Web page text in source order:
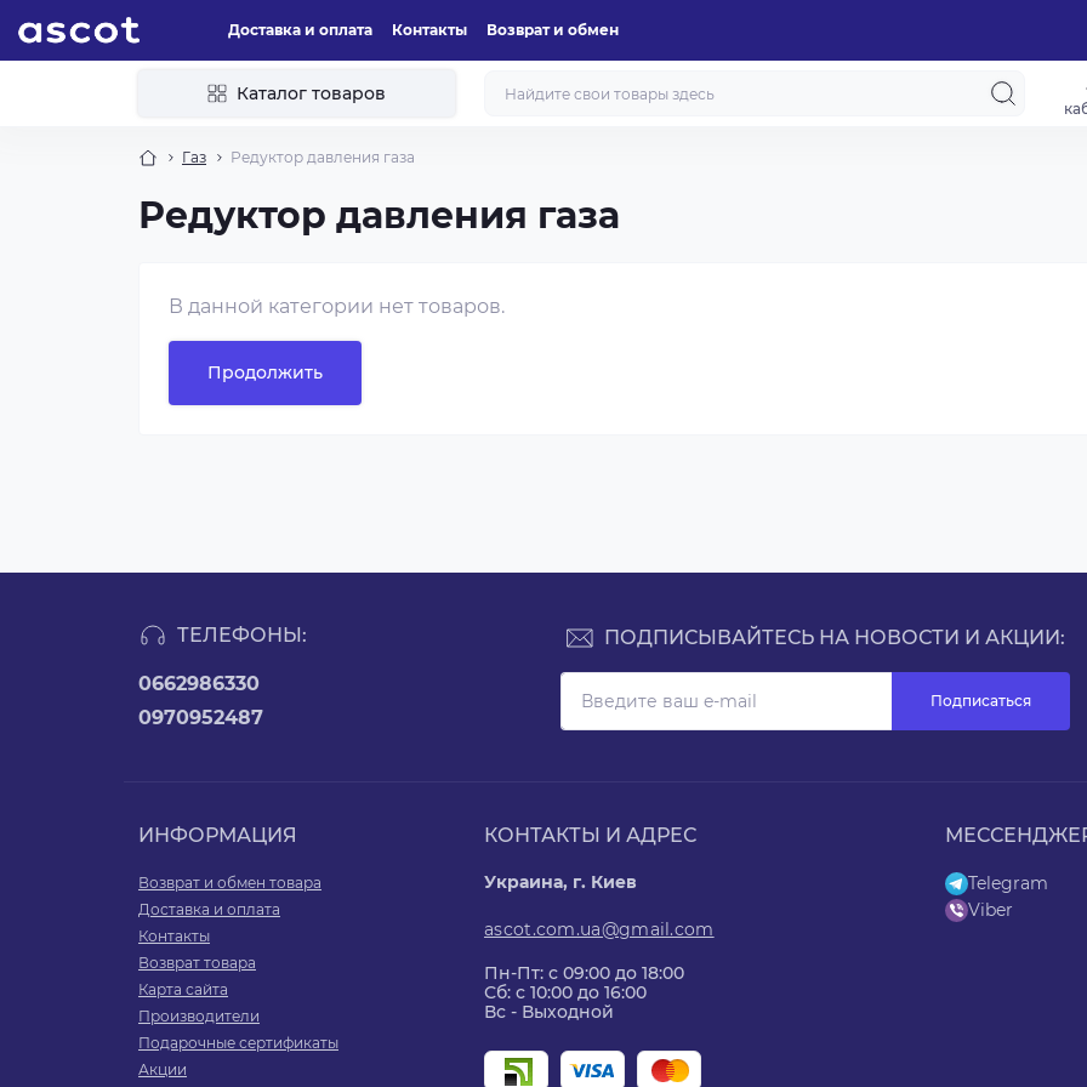
Доставка и оплата Контакты Возврат и обмен
Каталог товаров
Газ Редуктор давления газа
Редуктор давления газа
В данной категории нет товаров.
Продолжить
ТЕЛЕФОНЫ:
0662986330
0970952487
ПОДПИСЫВАЙТЕСЬ НА НОВОСТИ И АКЦИИ:
Подписаться
ИНФОРМАЦИЯ
Возврат и обмен товара
Доставка и оплата
Контакты
Возврат товара
Карта сайта
Производители
Подарочные сертификаты
Акции
КОНТАКТЫ И АДРЕС
Украина, г. Киев
ascot.com.ua@gmail.com
Пн-Пт: с 09:00 до 18:00
Сб: с 10:00 до 16:00
Вс - Выходной
Telegram
Viber